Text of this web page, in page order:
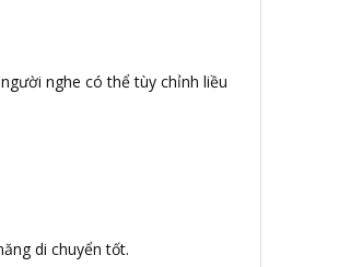
nghe có thể tùy chỉnh liều
di chuyển tốt.